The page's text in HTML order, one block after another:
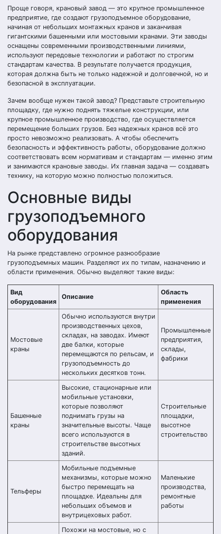
Проще говоря, крановый завод — это крупное промышленное
предприятие, где создают грузоподъемное оборудование,
начиная от небольших монтажных кранов и заканчивая
гигантскими башенными или мостовыми кранами. Эти заводы
оснащены современными производственными линиями,
используют передовые технологии и работают по строгим
стандартам качества. В результате получается продукция,
которая должна быть не только надежной и долговечной, но и
безопасной в эксплуатации.
Зачем вообще нужен такой завод? Представьте строительную
площадку, где нужно поднять тяжелые конструкции, или
крупное промышленное производство, где осуществляется
перемещение больших грузов. Без надежных кранов всё это
просто невозможно реализовать. А чтобы обеспечить
безопасность и эффективность работы, оборудование должно
соответствовать всем нормативам и стандартам — именно этим
и занимаются крановые заводы. Их главная задача — создавать
технику, на которую можно полностью положиться.
Основные виды
грузоподъемного
оборудования
На рынке представлено огромное разнообразие
грузоподъемных машин. Разделяют их по типам, назначению и
области применения. Обычно выделяют такие виды:
Вид
оборудования
Описание
Область
применения
Мостовые
краны
Обычно используются внутри
производственных цехов,
складах, на заводах. Имеют
две балки, которые
перемещаются по рельсам, и
грузоподъемность до
нескольких десятков тонн.
Промышленные
предприятия,
склады,
фабрики
Башенные
краны
Высокие, стационарные или
мобильные установки,
которые позволяют
поднимать грузы на
значительные высоты. Чаще
всего используются в
строительстве высотных
зданий.
Строительные
площадки,
высотное
строительство
Тельферы
Мобильные подъемные
механизмы, которые можно
быстро перемещать на
площадке. Идеальны для
небольших объемов и
внутрицеховых работ.
Маленькие
производства,
ремонтные
работы
Похожи на мостовые, но с